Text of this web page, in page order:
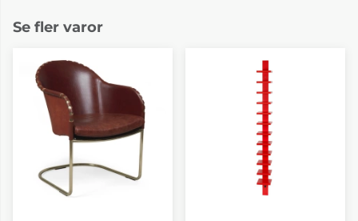
Se fler varor